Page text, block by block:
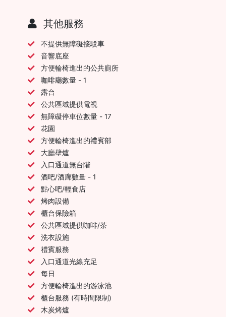
其他服務
不提供無障礙接駁車
音響底座
方便輪椅進出的公共廁所
咖啡廳數量 - 1
露台
公共區域提供電視
無障礙停車位數量 - 17
花園
方便輪椅進出的禮賓部
大廳壁爐
入口通道無台階
酒吧/酒廊數量 - 1
點心吧/輕食店
烤肉設備
櫃台保險箱
公共區域提供咖啡/茶
洗衣設施
禮賓服務
入口通道光線充足
每日
方便輪椅進出的游泳池
櫃台服務 (有時間限制)
木炭烤爐